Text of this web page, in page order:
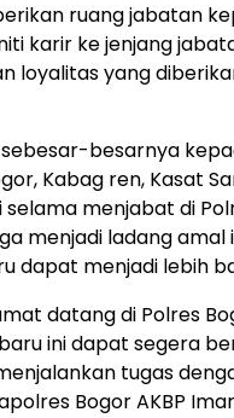
ruang jabatan
karir ke jenjang
loyalitas yang
besarnya
Kabag ren, Kasat
menjabat di
menjadi ladang amal
dapat menjadi lebih
datang di Polres
ini dapat segera
tugas
Bogor AKBP